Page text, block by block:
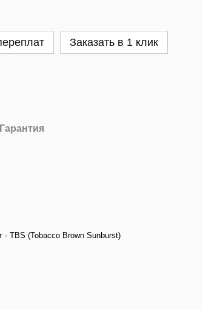
Заказать в 1 клик
Гарантия
- TBS (Tobacco Brown Sunburst)